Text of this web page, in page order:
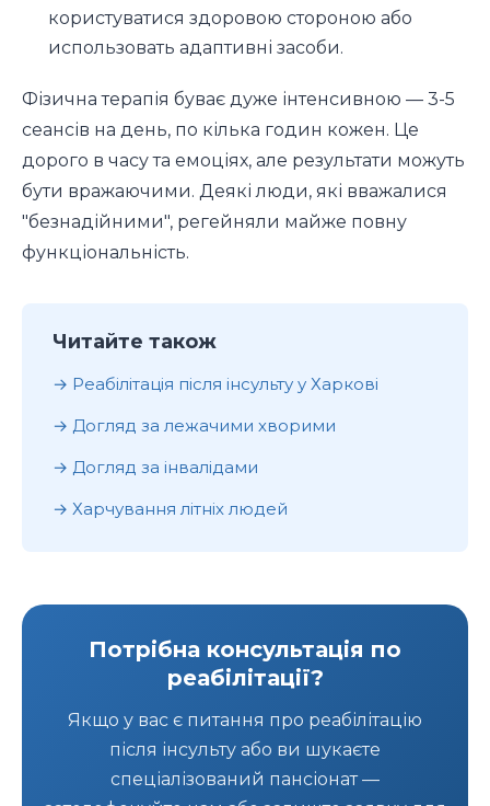
користуватися здоровою стороною або
использовать адаптивні засоби.
Фізична терапія буває дуже інтенсивною — 3-5
сеансів на день, по кілька годин кожен. Це
дорого в часу та емоціях, але результати можуть
бути вражаючими. Деякі люди, які вважалися
"безнадійними", регейняли майже повну
функціональність.
Читайте також
Реабілітація після інсульту у Харкові
Догляд за лежачими хворими
Догляд за інвалідами
Харчування літніх людей
Потрібна консультація по
реабілітації?
Якщо у вас є питання про реабілітацію
після інсульту або ви шукаєте
спеціалізований пансіонат —